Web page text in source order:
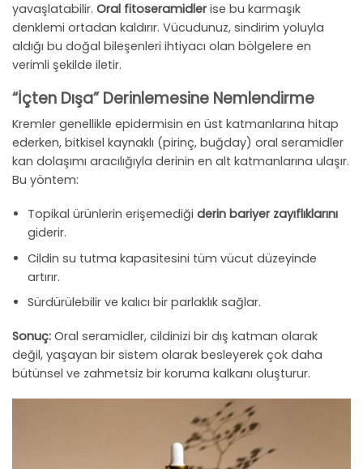
yavaşlatabilir. Oral fitoseramidlerise bu karmaşık
denklemi ortadan kaldırır. Vücudunuz, sindirim yoluyla
aldığı bu doğal bileşenleri ihtiyacı olan bölgelere en
verimli şekilde iletir.
“İçten Dışa” Derinlemesine Nemlendirme
Kremler genellikle epidermisin en üst katmanlarına hitap
ederken, bitkisel kaynaklı (pirinç, buğday) oral seramidler
kan dolaşımı aracılığıyla derinin en alt katmanlarına ulaşır.
Bu yöntem:
Topikal ürünlerin erişemediği derin bariyer zayıflıklarını
giderir.
Cildin su tutma kapasitesini tüm vücut düzeyinde
artırır.
Sürdürülebilir ve kalıcı bir parlaklık sağlar.
Sonuç: Oral seramidler, cildinizi bir dış katman olarak
değil, yaşayan bir sistem olarak besleyerek çok daha
bütünsel ve zahmetsiz bir koruma kalkanı oluşturur.